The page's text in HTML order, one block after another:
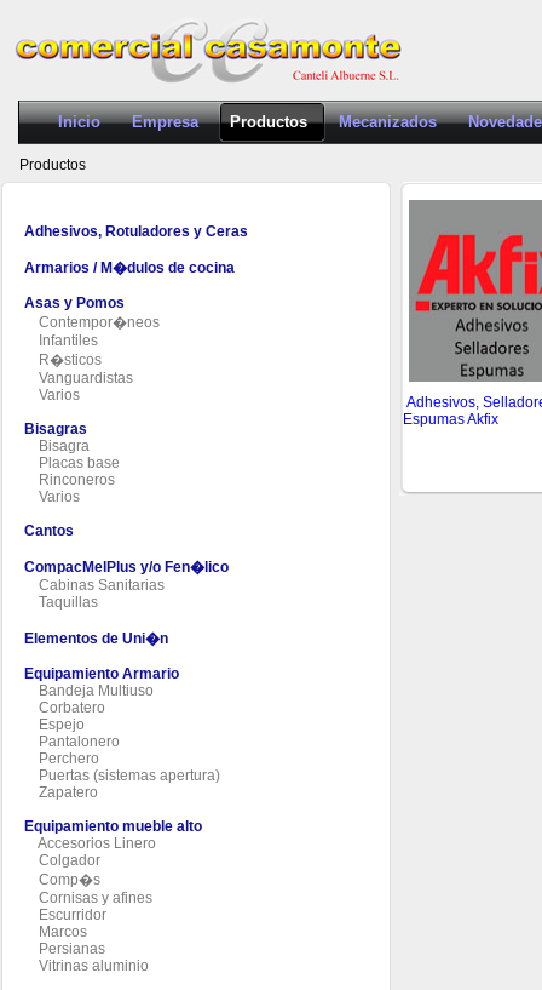
Inicio Empresa Productos Mecanizados
Productos
Adhesivos, Rotuladores y Ceras
Armarios / M�dulos de cocina
Asas y Pomos
Contempor�neos
Infantiles
R�sticos
Vanguardistas
Varios
Bisagras
Bisagra
Placas base
Rinconeros
Varios
Cantos
CompacMelPlus y/o Fen�lico
Cabinas Sanitarias
Taquillas
Elementos de Uni�n
Equipamiento Armario
Bandeja Multiuso
Corbatero
Espejo
Pantalonero
Perchero
Puertas (sistemas apertura)
Zapatero
Equipamiento mueble alto
Accesorios Linero
Colgador
Comp�s
Cornisas y afines
Escurridor
Marcos
Persianas
Vitrinas aluminio
Adhesivos,
Espumas Akfix